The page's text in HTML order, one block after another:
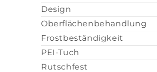
Design
Oberflächenbehandlung
Frostbeständigkeit
PEI-Tuch
Rutschfest